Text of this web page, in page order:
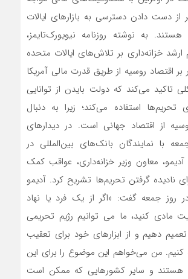
دست دادن دسترسی به بازارهای ایالات
به نوشته روزنامه نیویورک‌‌تایمز،
خزانه‌‌داری بر تلاش‌‌های ایالات متحده
بر اقتصاد روسیه از طریق قدرت مالی آمریکا
تاکید می‌‌کند که دولت بایدن از توانایی
تحریم‌ها استفاده می‌‌کند؛ زیرا به دنبال
از اقتصاد جهانی است. در دیدارهای
با نمایندگان بانک‌های بین‌المللی در
آدیمو، معاون وزیر خزانه‌‌داری، عواقب کمک
نادیده گرفتن تحریم‌‌ها تشریح کرد. آدیمو
روز جمعه گفت: «اگر از یک فرد یا نهاد
مادی کنید، ما می توانیم رژیم تحریمی
دهیم و از ابزارهای خود برای تعقیب
کنیم. من می‌‌خواهم این موضوع را برای این
هستند و سایر کشورهایی که ممکن است